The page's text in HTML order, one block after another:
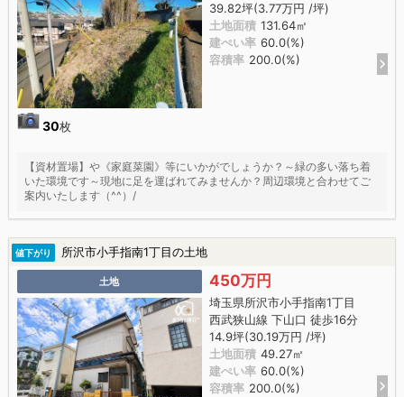
30枚
39.82坪(3.77万円 /坪)
土地面積 131.64㎡
建ぺい率 60.0(%)
容積率 200.0(%)
【資材置場】や《家庭菜園》等にいかがでしょうか？～緑の多い落ち着
いた環境です～現地に足を運ばれてみませんか？周辺環境と合わせてご
案内いたします（^^）/
値下がり 所沢市小手指南1丁目の土地
土地 450万円
埼玉県所沢市小手指南1丁目
西武狭山線 下山口 徒歩16分
14.9坪(30.19万円 /坪)
土地面積 49.27㎡
建ぺい率 60.0(%)
容積率 200.0(%)